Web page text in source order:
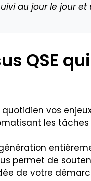
au jour le jour et
QSE
vos enjeux
les tâches
permet de
de votre